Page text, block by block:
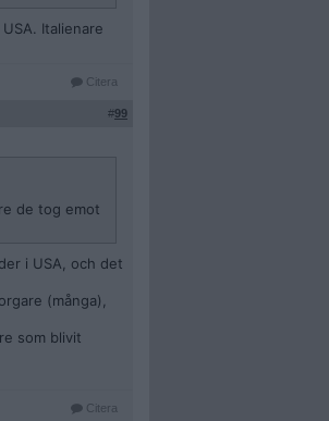
Italienare
Citera
#99
de tog emot
i USA, och det
(många),
som blivit
Citera